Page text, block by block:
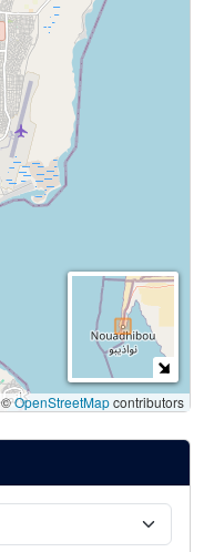
©OpenStreetMapcontributors